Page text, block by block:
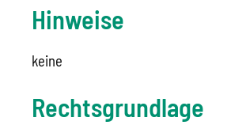
Hinweise
keine
Rechtsgrundlage